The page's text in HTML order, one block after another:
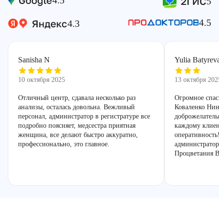
4.3 4.5
Sanisha N
10 октября 2025
Отличный центр, сдавала несколько раз
анализы, осталась довольна. Вежливый
персонал, администратор в регистратуре все
подробно поясняет, медсестра приятная
женщина, все делают быстро аккуратно,
профессионально, это главное.
Yulia
13 октября
Огромное
Коваленко
каждому